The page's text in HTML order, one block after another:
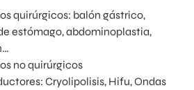
quirúrgicos: balón gástrico,
estómago, abdominoplastia,
no quirúrgicos
Cryolipolisis, Hifu, Ondas